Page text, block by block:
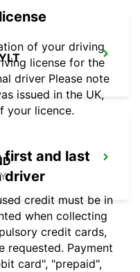
of your driving
license for the
driver Please note
issued in the UK,
your licence.
first and last
driver
credit must be in
when collecting
credit cards,
requested. Payment
card", "prepaid",